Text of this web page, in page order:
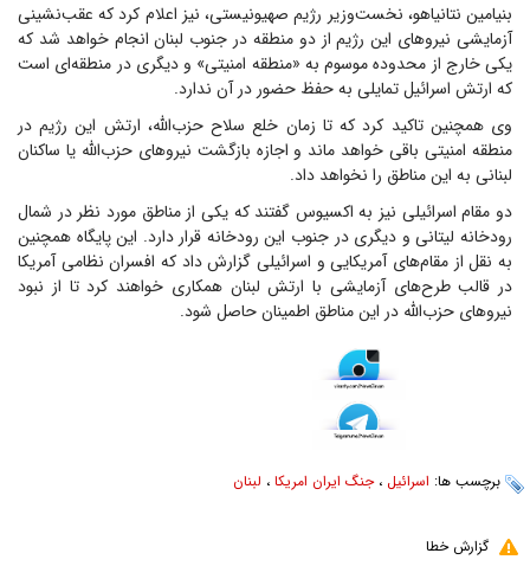
بنیامین نتانیاهو، نخست‌وزیر رژیم صهیونیستی، نیز اعلام کرد که عقب‌نشینی
آزمایشی نیروهای این رژیم از دو منطقه در جنوب لبنان انجام خواهد شد که
یکی خارج از محدوده موسوم به «منطقه امنیتی» و دیگری در منطقه‌ای است
که ارتش اسرائیل تمایلی به حفظ حضور در آن ندارد.
وی همچنین تاکید کرد که تا زمان خلع سلاح حزب‌الله، ارتش این رژیم در
منطقه امنیتی باقی خواهد ماند و اجازه بازگشت نیروهای حزب‌الله یا ساکنان
لبنانی به این مناطق را نخواهد داد.
دو مقام اسرائیلی نیز به اکسیوس گفتند که یکی از مناطق مورد نظر در شمال
رودخانه لیتانی و دیگری در جنوب این رودخانه قرار دارد. این پایگاه همچنین
به نقل از مقام‌های آمریکایی و اسرائیلی گزارش داد که افسران نظامی آمریکا
در قالب طرح‌های آزمایشی با ارتش لبنان همکاری خواهند کرد تا از نبود
نیروهای حزب‌الله در این مناطق اطمینان حاصل شود.
برچسب ها: اسرائیل ،جنگ ایران امریکا ، لبنان
گزارش خطا